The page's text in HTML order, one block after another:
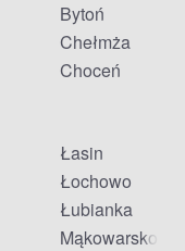
Bytoń
Chełmża
Choceń
Łasin
Łochowo
Łubianka
Mąkowarsko